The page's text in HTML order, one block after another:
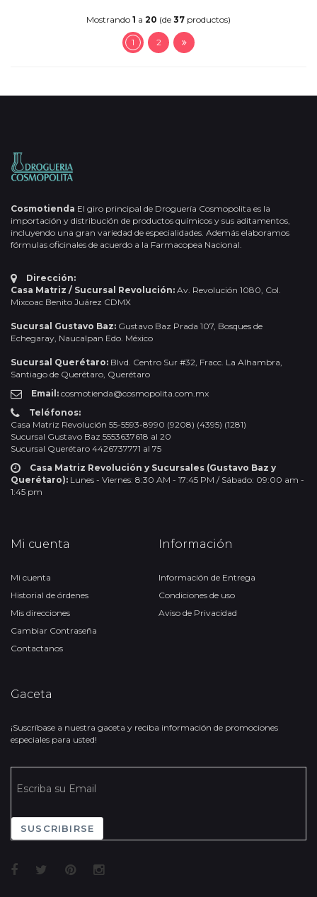
Mostrando 1 a 20 (de 37 productos)
1 2
Cosmotienda El giro principal de Droguería Cosmopolita es la
importación y distribución de productos químicos y sus aditamentos,
incluyendo una gran variedad de especialidades. Además elaboramos
fórmulas oficinales de acuerdo a la Farmacopea Nacional.
Dirección:
Casa Matriz / Sucursal Revolución: Av. Revolución 1080, Col.
Mixcoac Benito Juárez CDMX
Sucursal Gustavo Baz: Gustavo Baz Prada 107, Bosques de
Echegaray, Naucalpan Edo. México
Sucursal Querétaro: Blvd. Centro Sur #32, Fracc. La Alhambra,
Santiago de Querétaro, Querétaro
Email: cosmotienda@cosmopolita.com.mx
Teléfonos:
Casa Matriz Revolución 55-5593-8990 (9208) (4395) (1281)
Sucursal Gustavo Baz 5553637618 al 20
Sucursal Querétaro 4426737771 al 75
Casa Matriz Revolución y Sucursales (Gustavo Baz y
Querétaro): Lunes - Viernes: 8:30 AM - 17:45 PM / Sábado: 09:00 am -
1:45 pm
Mi cuenta
Mi cuenta
Historial de órdenes
Mis direcciones
Cambiar Contraseña
Contactanos
Información
Información de Entrega
Condiciones de uso
Aviso de Privacidad
Gaceta
¡Suscríbase a nuestra gaceta y reciba información de promociones
especiales para usted!
SUSCRIBIRSE